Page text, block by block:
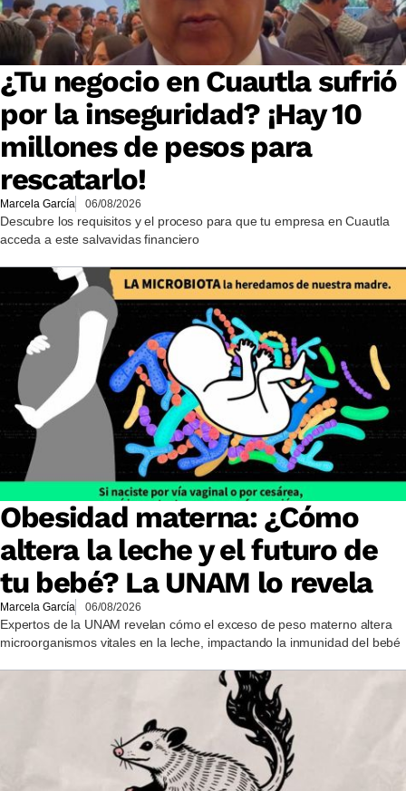
¿Tu negocio en Cuautla sufrió
por la inseguridad? ¡Hay 10
millones de pesos para
rescatarlo!
Marcela García 06/08/2026
Descubre los requisitos y el proceso para que tu empresa en Cuautla
acceda a este salvavidas financiero
Obesidad materna: ¿Cómo
altera la leche y el futuro de
tu bebé? La UNAM lo revela
Marcela García 06/08/2026
Expertos de la UNAM revelan cómo el exceso de peso materno altera
microorganismos vitales en la leche, impactando la inmunidad del bebé